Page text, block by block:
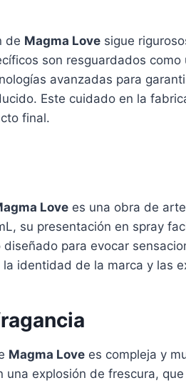
de Magma Love sigue
son resguardados
avanzadas para
Este cuidado en la
final.
Love es una obra de
su presentación en spray
para evocar
identidad de la marca y las
Magma Love es compleja y
una explosión de frescura,